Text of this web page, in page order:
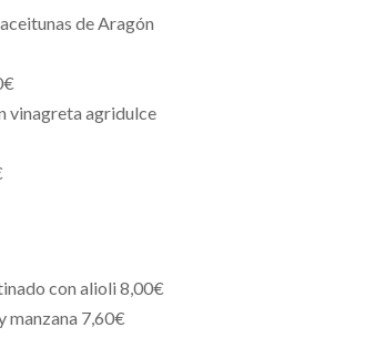
de Aragón
vinagreta agridulce
con alioli 8,00€
manzana 7,60€